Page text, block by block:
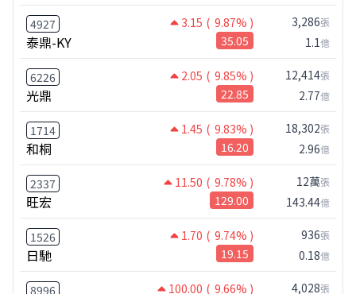
4927 3.15 ( 9.87% )
泰鼎-KY 35.05
3,286張
1.1億
6226 2.05 ( 9.85% )
光鼎 22.85
12,414張
2.77億
1714 1.45 ( 9.83% )
和桐 16.20
18,302張
2.96億
2337 11.50 ( 9.78% )
旺宏 129.00
12萬張
143.44億
1526 1.70 ( 9.74% )
日馳 19.15
936張
0.18億
8996 100.00 ( 9.66% ) 4,028張